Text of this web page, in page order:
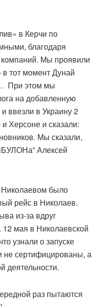
в Керчи по
благодаря
компаний. Мы проявили
тот момент Дунай
При этом мы
на добавленную
ввезли в Украину 2
Херсоне и сказали:
Мы сказали,
Алексей
Николаевом было
рейс в Николаев.
из-за вдруг
мая в Николаевской
узнали о запуске
не сертифицированы, а
деятельности.
раз пытаются